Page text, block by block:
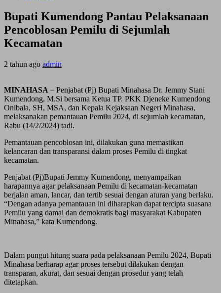
Bupati Kumendong Pantau Pelaksanaan
Pencoblosan Pemilu di Sejumlah
Kecamatan
2 tahun ago admin
MINAHASA – Penjabat (Pj) Bupati Minahasa Dr. Jemmy Stani
Kumendong, M.Si bersama Ketua TP. PKK Djeneke Kumendong
Onibala, SH, MSA, dan Kepala Kejaksaan Negeri Minahasa,
melaksanakan pemantauan Pemilu 2024, di sejumlah kecamatan,
Rabu (14/2/2024) tadi.
Pemantauan pencoblosan ini, dilakukan guna memastikan
kelancaran dan transparansi dalam proses Pemilu di tingkat
kecamatan.
Penjabat (Pj)Bupati Jemmy Kumendong, menyampaikan
harapannya agar pelaksanaan Pemilu di kecamatan-kecamatan
berjalan aman, lancar, dan tertib sesuai dengan aturan yang berlaku.
“Dengan adanya pemantauan ini diharapkan dapat tercipta suasana
Pemilu yang damai dan demokratis bagi masyarakat Kabupaten
Minahasa,” kata Kumendong.
Dalam pungut hitung suara pada pelaksanaan Pemilu 2024, Bupati
Minahasa berharap agar proses tersebut dilakukan dengan
transparan, akurat, dan sesuai dengan prosedur yang telah
ditetapkan.